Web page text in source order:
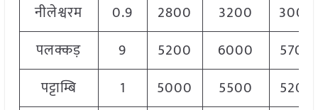
नीलेश्वरम
0.9 2800 3200
3000
पलक्कड़
9 5200 6000
5700
पट्टाम्बि
1 5000 5500
5200